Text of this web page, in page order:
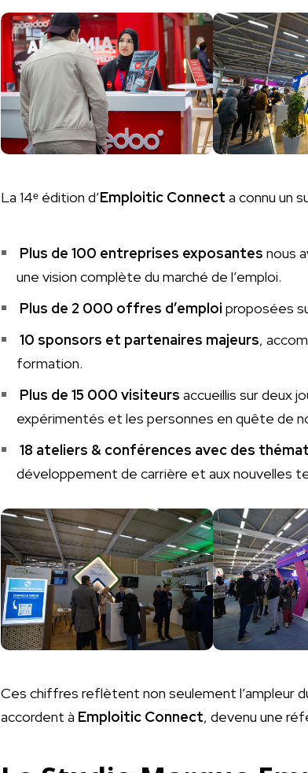
La 14ᵉ édition d’Emploitic Connect a connu un
Plus de 100 entreprises exposantes nous
une vision complète du marché de l’emploi.
Plus de 2 000 offres d’emploi proposées
10 sponsors et partenaires majeurs,
formation.
Plus de 15 000 visiteurs accueillis sur deux
expérimentés et les personnes en quête de
18 ateliers & conférences avec des
développement de carrière et aux nouvelles
Ces chiffres reflètent non seulement l’ampleur
accordent à Emploitic Connect, devenu une